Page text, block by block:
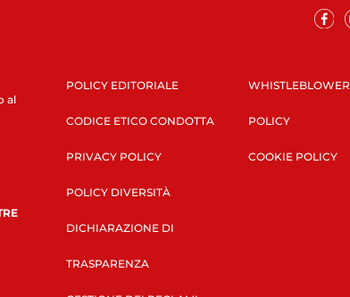
al
POLICY EDITORIALE
CODICE ETICO CONDOTTA
PRIVACY POLICY
POLICY DIVERSITÀ
DICHIARAZIONE DI
TRASPARENZA
WHISTLEBLOWER
POLICY
COOKIE POLICY